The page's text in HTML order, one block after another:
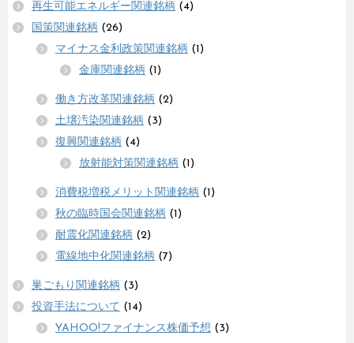
再生可能エネルギー関連銘柄 (4)
国策関連銘柄 (26)
マイナス金利政策関連銘柄 (1)
金庫関連銘柄 (1)
働き方改革関連銘柄 (2)
土壌汚染関連銘柄 (3)
復興関連銘柄 (4)
放射能対策関連銘柄 (1)
消費税増税メリット関連銘柄 (1)
秋の臨時国会関連銘柄 (1)
耐震化関連銘柄 (2)
電線地中化関連銘柄 (7)
巣ごもり関連銘柄 (3)
投資手法について (14)
YAHOO!ファイナンス株価予想 (3)